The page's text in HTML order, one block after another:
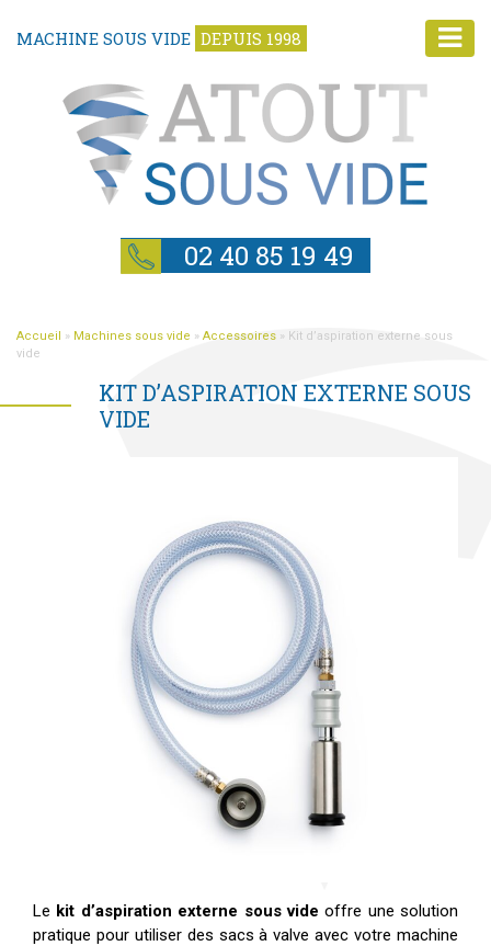
MACHINE SOUS VIDE DEPUIS 1998
02 40 85 19 49
Accueil » Machines sous vide » Accessoires » Kit d’aspiration externe sous
vide
KIT D’ASPIRATION EXTERNE SOUS
VIDE
Le kit d’aspiration externe sous vide offre une solution
pratique pour utiliser des sacs à valve avec votre machine